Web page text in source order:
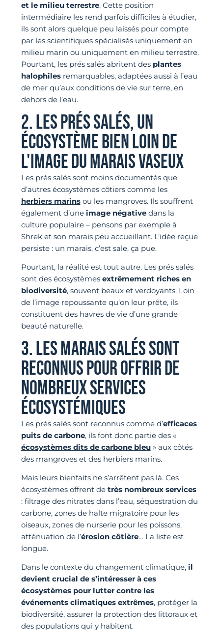
et le milieu terrestre. Cette position
intermédiaire les rend parfois difficiles à étudier,
ils sont alors quelque peu laissés pour compte
par les scientifiques spécialisés uniquement en
milieu marin ou uniquement en milieu terrestre.
Pourtant, les prés salés abritent des plantes
halophilesremarquables, adaptées aussi à l’eau
de mer qu’aux conditions de vie sur terre, en
dehors de l’eau.
2. LES PRÉS SALÉS, UN
ÉCOSYSTÈME BIEN LOIN DE
L'IMAGE DU MARAIS VASEUX
Les prés salés sont moins documentés que
d’autres écosystèmes côtiers comme les
herbiers marinsou les mangroves. Ils souffrent
également d’une image négativedans la
culture populaire – pensons par exemple à
Shrek et son marais peu accueillant. L’idée reçue
persiste : un marais, c’est sale, ça pue.
Pourtant, la réalité est tout autre. Les prés salés
sont des écosystèmesextrêmement riches en
biodiversité, souvent beaux et verdoyants. Loin
de l’image repoussante qu’on leur prête, ils
constituent des havres de vie d’une grande
beauté naturelle.
3. LES MARAIS SALÉS SONT
RECONNUS POUR OFFRIR DE
NOMBREUX SERVICES
ÉCOSYSTÉMIQUES
Les prés salés sont reconnus comme d’efficaces
puits de carbone, ils font donc partie des «
écosystèmes dits de carbone bleu» aux côtés
des mangroves et des herbiers marins.
Mais leurs bienfaits ne s’arrêtent pas là. Ces
écosystèmes offrent de très nombreux services
: filtrage des nitrates dans l’eau, séquestration du
carbone, zones de halte migratoire pour les
oiseaux, zones de nurserie pour les poissons,
atténuation de l’érosion côtière… La liste est
longue.
Dans le contexte du changement climatique,il
devient crucial de s’intéresser à ces
écosystèmes pour lutter contre les
événements climatiques extrêmes, protéger la
biodiversité, assurer la protection des littoraux et
des populations qui y habitent.